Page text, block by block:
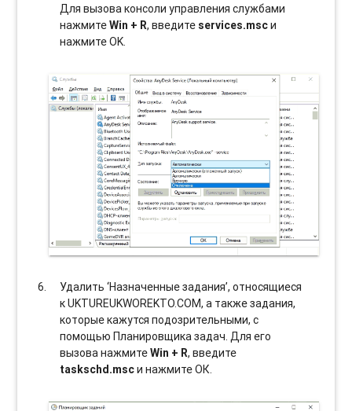
Для вызова консоли управления службами
нажмитеWin + R, введите services.mscи
нажмите OK.
Удалить ‘Назначенные задания’, относящиеся
к UKTUREUKWOREKTO.COM, а также задания,
которые кажутся подозрительными, с
помощью Планировщика задач. Для его
вызова нажмитеWin + R, введите
taskschd.mscи нажмите ОК.